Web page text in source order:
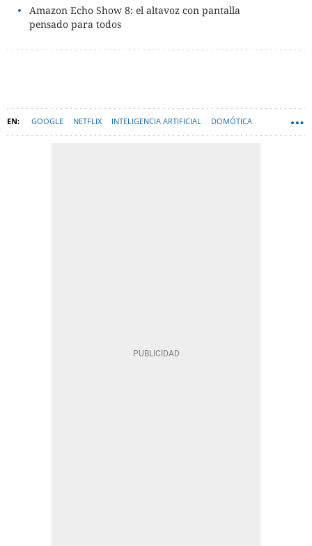
Amazon Echo Show 8: el altavoz con pantalla
pensado para todos
GOOGLE NETFLIX INTELIGENCIA ARTIFICIAL DOMÓTICA